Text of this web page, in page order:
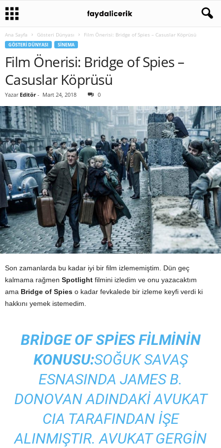
Ana Sayfa Gösteri Dünyası Film Önerisi: Bridge of Spies – Casuslar Köprüsü
GÖSTERI DÜNYASI SINEMA
Film Önerisi: Bridge of Spies –
Casuslar Köprüsü
Yazar Editör - Mart 24, 2018 0
Son zamanlarda bu kadar iyi bir film izlememiştim. Dün geç
kalmama rağmen Spotlight filmini izledim ve onu yazacaktım
ama Bridge of Spies o kadar fevkalede bir izleme keyfi verdi ki
hakkını yemek istemedim.
BRIDGE OF SPIES FILMININ
KONUSU:SOĞUK SAVAŞ
ESNASINDA JAMES B.
DONOVAN ADINDAKI AVUKAT
CIA TARAFINDAN IŞE
ALINMIŞTIR. AVUKAT GERGIN